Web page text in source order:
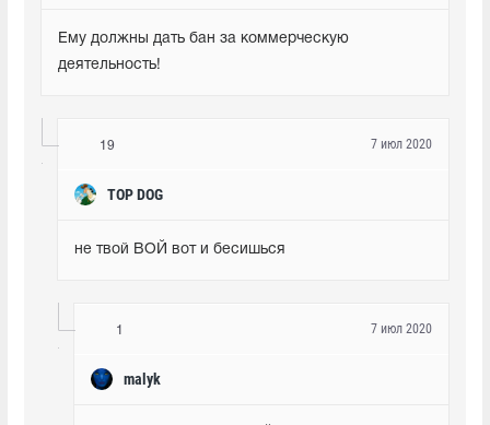
Ему должны дать бан за коммерческую
деятельность!
19
TOP DOG
7 июл 2020
не твой ВОЙ вот и бесишься
1
malyk
7 июл 2020